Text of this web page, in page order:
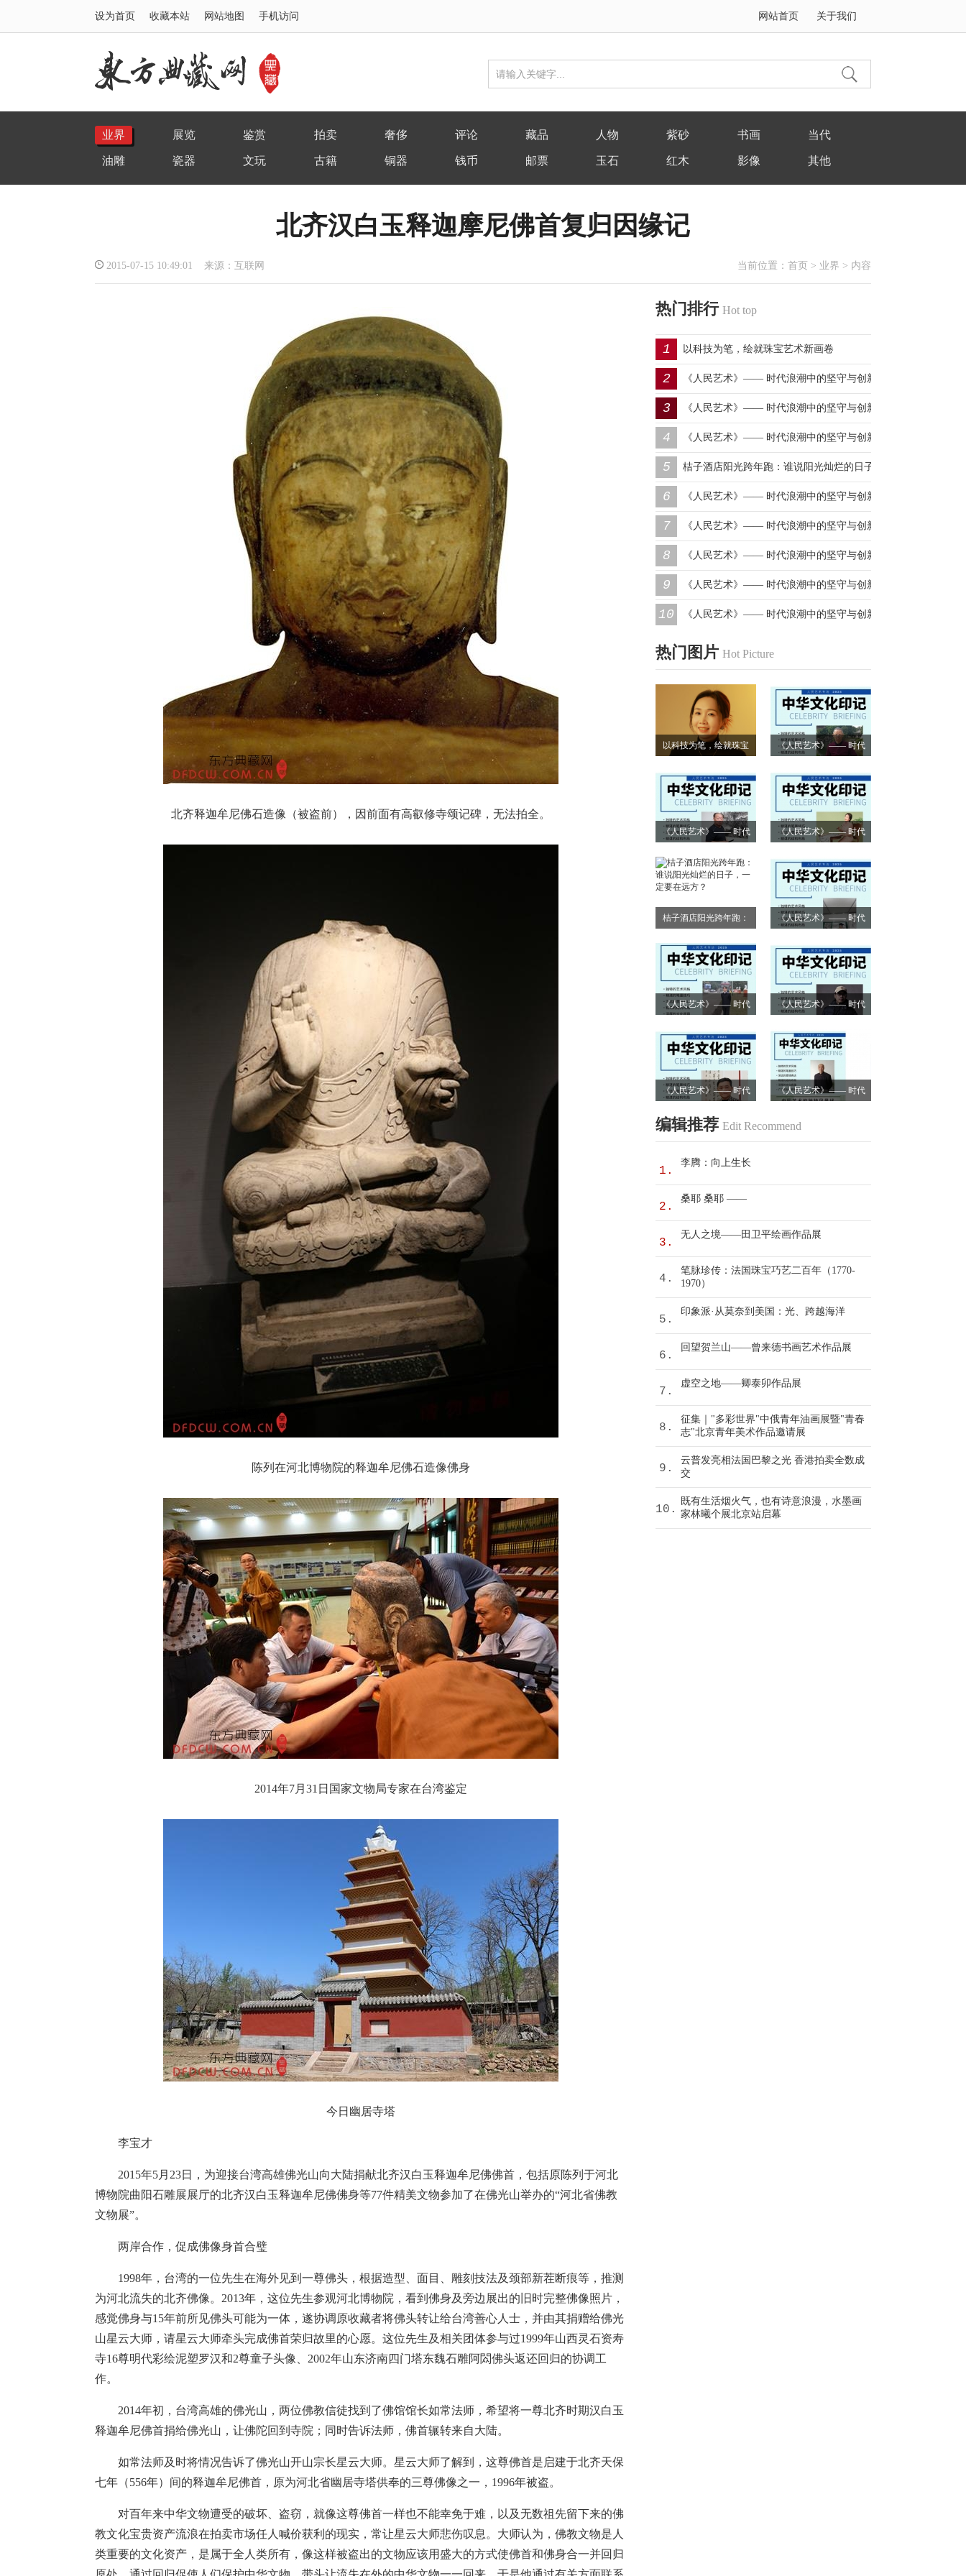
设为首页 收藏本站 网站地图 手机访问 网站首页 关于我们
业界 展览 鉴赏 拍卖 奢侈 评论 藏品 人物 紫砂 书画 当代
油雕 瓷器 文玩 古籍 铜器 钱币 邮票 玉石 红木 影像 其他
北齐汉白玉释迦摩尼佛首复归因缘记
2015-07-15 10:49:01 来源：互联网 当前位置： 首页 > 业界 > 内容
北齐释迦牟尼佛石造像（被盗前），因前面有高叡修寺颂记碑，无法拍全。
陈列在河北博物院的释迦牟尼佛石造像佛身
2014年7月31日国家文物局专家在台湾鉴定
今日幽居寺塔
李宝才
2015年5月23日，为迎接台湾高雄佛光山向大陆捐献北齐汉白玉释迦牟尼佛佛首，包括原陈列于河北
博物院曲阳石雕展展厅的北齐汉白玉释迦牟尼佛佛身等77件精美文物参加了在佛光山举办的“河北省佛教
文物展”。
两岸合作，促成佛像身首合璧
1998年，台湾的一位先生在海外见到一尊佛头，根据造型、面目、雕刻技法及颈部新茬断痕等，推测
为河北流失的北齐佛像。2013年，这位先生参观河北博物院，看到佛身及旁边展出的旧时完整佛像照片，
感觉佛身与15年前所见佛头可能为一体，遂协调原收藏者将佛头转让给台湾善心人士，并由其捐赠给佛光
山星云大师，请星云大师牵头完成佛首荣归故里的心愿。这位先生及相关团体参与过1999年山西灵石资寿
寺16尊明代彩绘泥塑罗汉和2尊童子头像、2002年山东济南四门塔东魏石雕阿閦佛头返还回归的协调工
作。
2014年初，台湾高雄的佛光山，两位佛教信徒找到了佛馆馆长如常法师，希望将一尊北齐时期汉白玉
释迦牟尼佛首捐给佛光山，让佛陀回到寺院；同时告诉法师，佛首辗转来自大陆。
如常法师及时将情况告诉了佛光山开山宗长星云大师。星云大师了解到，这尊佛首是启建于北齐天保
七年（556年）间的释迦牟尼佛首，原为河北省幽居寺塔供奉的三尊佛像之一，1996年被盗。
对百年来中华文物遭受的破坏、盗窃，就像这尊佛首一样也不能幸免于难，以及无数祖先留下来的佛
教文化宝贵资产流浪在拍卖市场任人喊价获利的现实，常让星云大师悲伤叹息。大师认为，佛教文物是人
类重要的文化资产，是属于全人类所有，像这样被盗出的文物应该用盛大的方式使佛首和佛身合一并回归
热门排行 Hot top
1 以科技为笔，绘就珠宝艺术新画卷
2 《人民艺术》—— 时代浪潮中的坚守与创新丨专访朱建谷
3 《人民艺术》—— 时代浪潮中的坚守与创新丨专访王万宏
4 《人民艺术》—— 时代浪潮中的坚守与创新丨专访刘小爱
5 桔子酒店阳光跨年跑：谁说阳光灿烂的日子，一定要在远
方？
6 《人民艺术》—— 时代浪潮中的坚守与创新丨专访莫怀远
7 《人民艺术》—— 时代浪潮中的坚守与创新丨专访卿笃武
8 《人民艺术》—— 时代浪潮中的坚守与创新丨专访张涛
9 《人民艺术》—— 时代浪潮中的坚守与创新丨专访沈志昂
10 《人民艺术》—— 时代浪潮中的坚守与创新丨专访李润德
热门图片 Hot Picture
以科技为笔，绘就珠宝 《人民艺术》—— 时代
专访朱建谷
《人民艺术》—— 时代
专访王万宏
《人民艺术》—— 时代
专访刘小爱
桔子酒店阳光跨年跑：
一定要在远方？
《人民艺术》—— 时代
专访莫怀远
《人民艺术》—— 时代
专访卿笃武
《人民艺术》—— 时代
专访张涛
《人民艺术》—— 时代
专访沈志昂
《人民艺术》—— 时代
编辑推荐 Edit Recommend
1.
李腾：向上生长
2.
桑耶 桑耶 ——
3.
无人之境——田卫平绘画作品展
4.
笔脉珍传：法国珠宝巧艺二百年（1770-
1970）
5.
印象派·从莫奈到美国：光、跨越海洋
6.
回望贺兰山——曾来德书画艺术作品展
7.
虚空之地——卿泰卯作品展
8.
征集｜"多彩世界"中俄青年油画展暨"青春
志"北京青年美术作品邀请展
9.
云普发亮相法国巴黎之光 香港拍卖全数成
交
10.
既有生活烟火气，也有诗意浪漫，水墨画
家林曦个展北京站启幕